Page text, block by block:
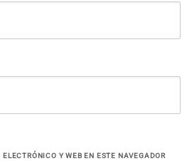
Y WEB EN ESTE NAVEGADOR